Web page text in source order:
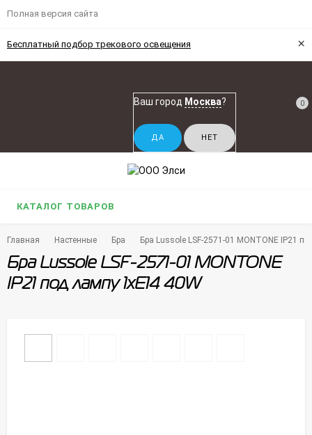
Полная версия сайта
Бесплатный подбор трекового освещения ×
Ваш город Москва? 0
КАТАЛОГ ТОВАРОВ
Главная Настенные Бра Бра Lussole LSF-2571-01 MONTONE IP21
Бра Lussole LSF-2571-01 MONTONE
IP21 под лампу 1xE14 40W